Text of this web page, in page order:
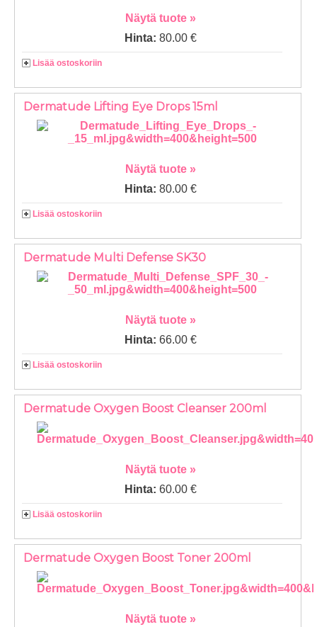
Näytä tuote »
Hinta:80.00 €
Lisää ostoskoriin
Dermatude Lifting Eye Drops 15ml
Näytä tuote »
Hinta:80.00 €
Lisää ostoskoriin
Dermatude Multi Defense SK30
Näytä tuote »
Hinta:66.00 €
Lisää ostoskoriin
Dermatude Oxygen Boost Cleanser 200ml
Näytä tuote »
Hinta:60.00 €
Lisää ostoskoriin
Dermatude Oxygen Boost Toner 200ml
Näytä tuote »